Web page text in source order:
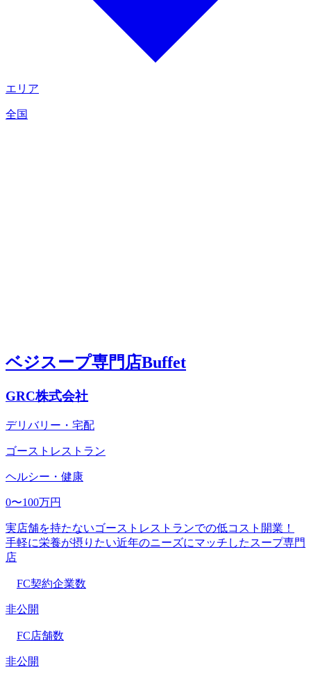
エリア
全国
ベジスープ専門店Buffet
GRC株式会社
デリバリー・宅配
ゴーストレストラン
ヘルシー・健康
0〜100万円
実店舗を持たないゴーストレストランでの低コスト開業！
手軽に栄養が摂りたい近年のニーズにマッチしたスープ専門
店
FC契約企業数
非公開
FC店舗数
非公開